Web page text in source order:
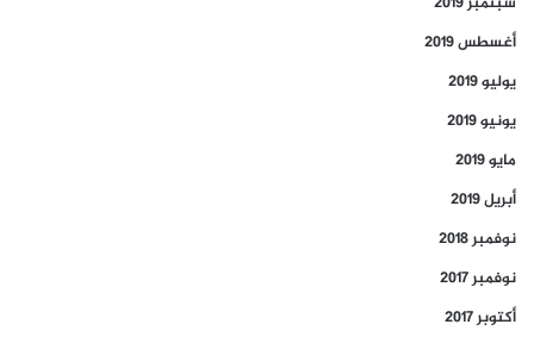
أغسطس 2019
يوليو 2019
يونيو 2019
مايو 2019
أبريل 2019
نوفمبر 2018
نوفمبر 2017
أكتوبر 2017